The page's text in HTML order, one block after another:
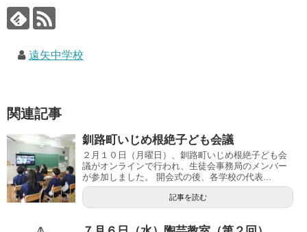
遠矢中学校
関連記事
釧路町いじめ根絶子ども会議
２月１０日（月曜日）、釧路町いじめ根絶子ども会
議がオンラインで行われ、生徒会事務局のメンバー
が参加しました。 開会式の後、各学校の代表...
記事を読む